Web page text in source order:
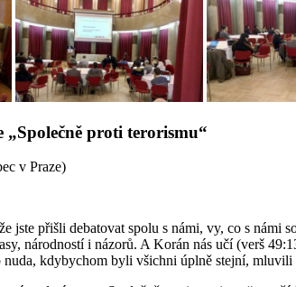
„Společně proti terorismu“
v Praze)
jste přišli debatovat spolu s námi, vy, co s námi
národností i názorů. A Korán nás učí (verš
kdybychom byli všichni úplně stejní, mluvili